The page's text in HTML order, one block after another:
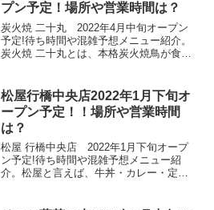
プン予定！場所や営業時間は？
炭火焼 二十丸 2022年4月中旬オープン
予定!待ち時間や混雑予想メニュー紹介。
炭火焼 二十丸とは、本格炭火焼鳥が食べ
ふっくらジューシーでお酒との相性もバ
ッチリです。...
松屋行橋中央店2022年1月下旬オ
ープン予定！！場所や営業時間
は？
松屋 行橋中央店 2022年1月下旬オープ
ン予定!待ち時間や混雑予想メニュー紹
介。松屋と言えば、牛丼・カレー・定食